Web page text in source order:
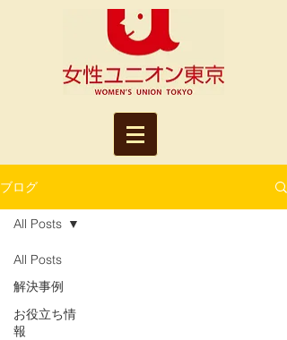
ブログ
All Posts
解決事例
お役立ち情
報
All Posts